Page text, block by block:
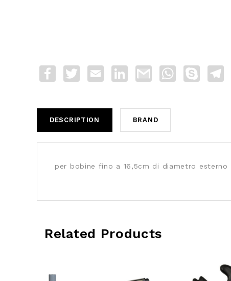
FacebookTwitter Email LinkedInGmail WhatsApp
Skype
DESCRIPTION BRAND
per bobine fino a 16,5cm di diametro esterno
Related Products